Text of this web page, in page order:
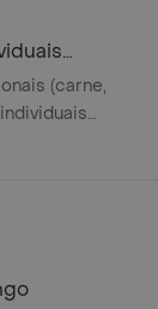
do começo
Cola Lata
(carne,
Coca Colas